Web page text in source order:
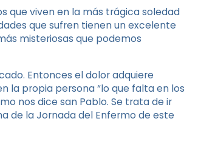
que viven en la más trágica soledad
que sufren tienen un excelente
misteriosas que podemos
Entonces el dolor adquiere
la propia persona “lo que falta en los
nos dice san Pablo. Se trata de ir
de la Jornada del Enfermo de este